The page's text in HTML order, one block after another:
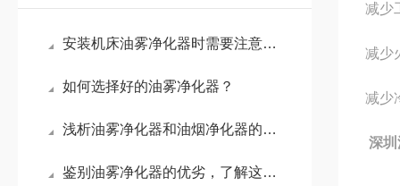
安装机床油雾净化器时需要注意以下几点
如何选择好的油雾净化器？
浅析油雾净化器和油烟净化器的区别
鉴别油雾净化器的优劣，了解这些就可以了
减少
减少
减少
深